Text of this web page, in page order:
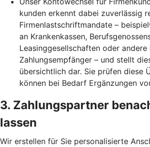
kunden erkennt dabei zuverlässig
Firmenlastschriftmandate –
an Krankenkassen,
Leasinggesellschaften oder
Zahlungsempfänger – und stellt
übersichtlich dar. Sie prüfen diese
können bei Bedarf Ergänzungen
3. Zahlungspartner
lassen
Wir erstellen für Sie personalisierte